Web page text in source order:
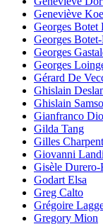
Geneviève
Georges Botet
Georges
Georges
Georges
Gérard De
Ghislain
Ghislain
Gianfranco
Gilda Tang
Gilles
Giovanni Landi
Gisèle Durero-
Godart Elsa
Greg Calto
Grégoire
Gregory Mion